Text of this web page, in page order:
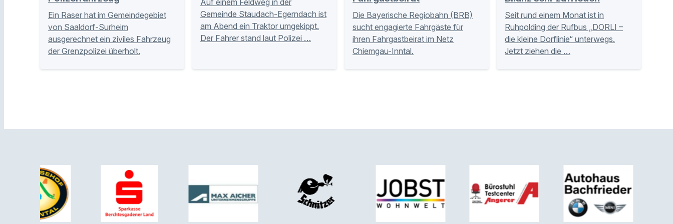
Ein Raser hat im Gemeindegebiet
von Saaldorf-Surheim
ausgerechnet ein ziviles Fahrzeug
der Grenzpolizei überholt.
Gemeinde Staudach-Egerndach ist
am Abend ein Traktor umgekippt.
Der Fahrer stand laut Polizei …
Die Bayerische Regiobahn (BRB)
sucht engagierte Fahrgäste für
ihren Fahrgastbeirat im Netz
Chiemgau-Inntal.
Seit rund einem Monat ist in
Ruhpolding der Rufbus „DORLI –
die kleine Dorflinie“ unterwegs.
Jetzt ziehen die …